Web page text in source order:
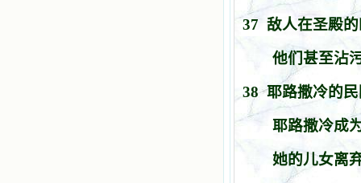
37 敌人在圣殿
他们甚至沾
38 耶路撒冷的
耶路撒冷成
她的儿女离